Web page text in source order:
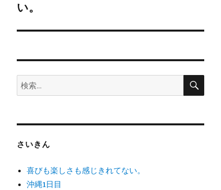
ー
シ
ン
の
稿:
い。
検
索:
検
さいきん
喜びも楽しさも感じきれてない。
沖縄1日目